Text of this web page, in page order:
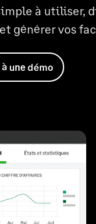
à utiliser,
générer vos
une démo